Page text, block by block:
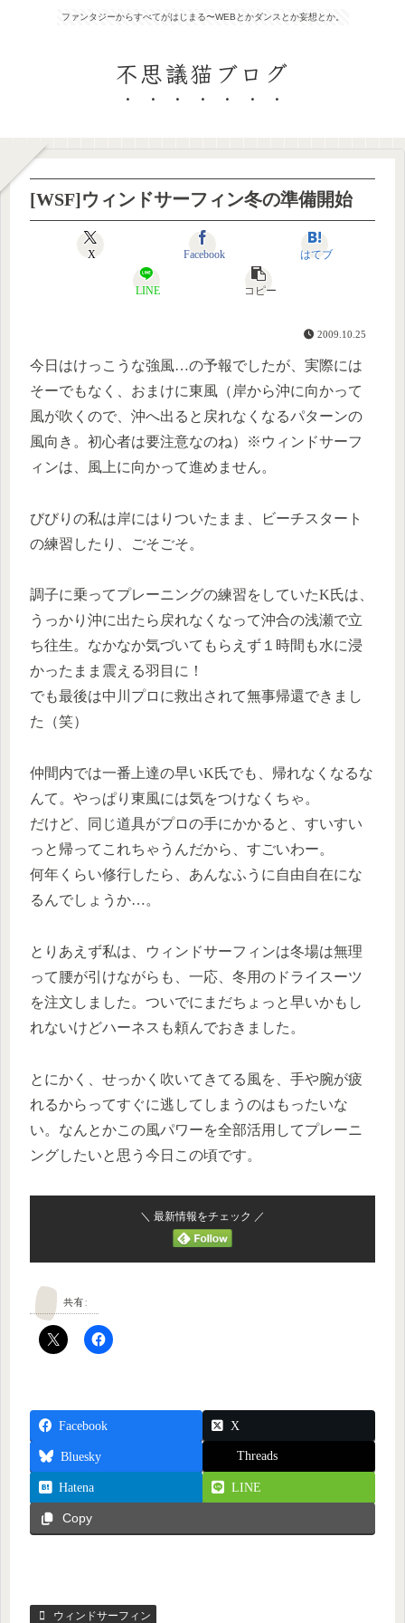
ファンタジーからすべてがはじまる〜WEBとかダンスとか妄想とか。
不思議猫ブログ
[WSF]ウィンドサーフィン冬の準備開始
X Facebook はてブ
LINE コピー
2009.10.25
今日はけっこうな強風…の予報でしたが、実際には
そーでもなく、おまけに東風（岸から沖に向かって
風が吹くので、沖へ出ると戻れなくなるパターンの
風向き。初心者は要注意なのね）※ウィンドサーフ
ィンは、風上に向かって進めません。
びびりの私は岸にはりついたまま、ビーチスタート
の練習したり、ごそごそ。
調子に乗ってプレーニングの練習をしていたK氏は、
うっかり沖に出たら戻れなくなって沖合の浅瀬で立
ち往生。なかなか気づいてもらえず１時間も水に浸
かったまま震える羽目に！
でも最後は中川プロに救出されて無事帰還できまし
た（笑）
仲間内では一番上達の早いK氏でも、帰れなくなるな
んて。やっぱり東風には気をつけなくちゃ。
だけど、同じ道具がプロの手にかかると、すいすい
っと帰ってこれちゃうんだから、すごいわー。
何年くらい修行したら、あんなふうに自由自在にな
るんでしょうか…。
とりあえず私は、ウィンドサーフィンは冬場は無理
って腰が引けながらも、一応、冬用のドライスーツ
を注文しました。ついでにまだちょっと早いかもし
れないけどハーネスも頼んでおきました。
とにかく、せっかく吹いてきてる風を、手や腕が疲
れるからってすぐに逃してしまうのはもったいな
い。なんとかこの風パワーを全部活用してプレーニ
ングしたいと思う今日この頃です。
＼ 最新情報をチェック ／
共有:
Facebook X
Bluesky Threads
Hatena LINE
Copy
ウィンドサーフィン